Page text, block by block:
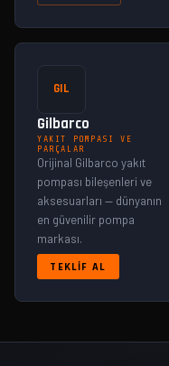
GIL
Gilbarco
YAKIT POMPASI VE
PARÇALAR
Orijinal Gilbarco yakıt
pompası bileşenleri ve
aksesuarları — dünyanın
en güvenilir pompa
markası.
TEKLIF AL